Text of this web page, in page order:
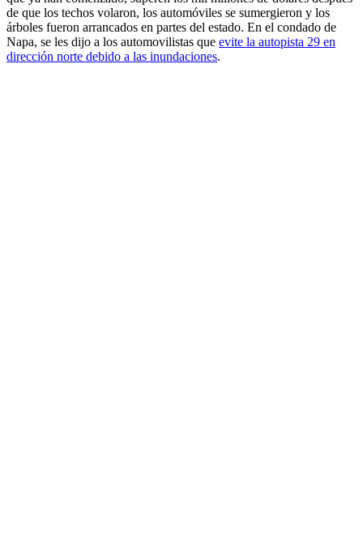
de que los techos volaron, los automóviles se sumergieron y los
árboles fueron arrancados en partes del estado. En el condado de
Napa, se les dijo a los automovilistas que evite la autopista 29 en
dirección norte debido a las inundaciones.